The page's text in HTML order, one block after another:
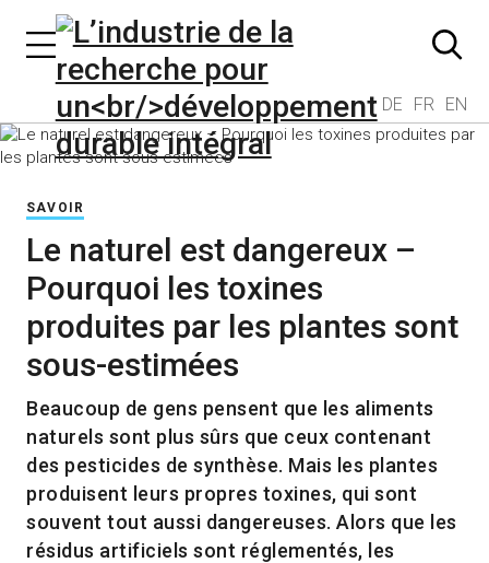
DE FR EN
SAVOIR
Le naturel est dangereux –
Pourquoi les toxines
produites par les plantes sont
sous-estimées
Beaucoup de gens pensent que les aliments
naturels sont plus sûrs que ceux contenant
des pesticides de synthèse. Mais les plantes
produisent leurs propres toxines, qui sont
souvent tout aussi dangereuses. Alors que les
résidus artificiels sont réglementés, les